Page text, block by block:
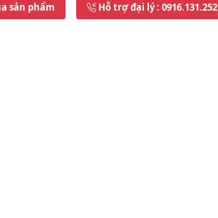
sản phẩm Hỗ trợ đại lý: 0916.131.252